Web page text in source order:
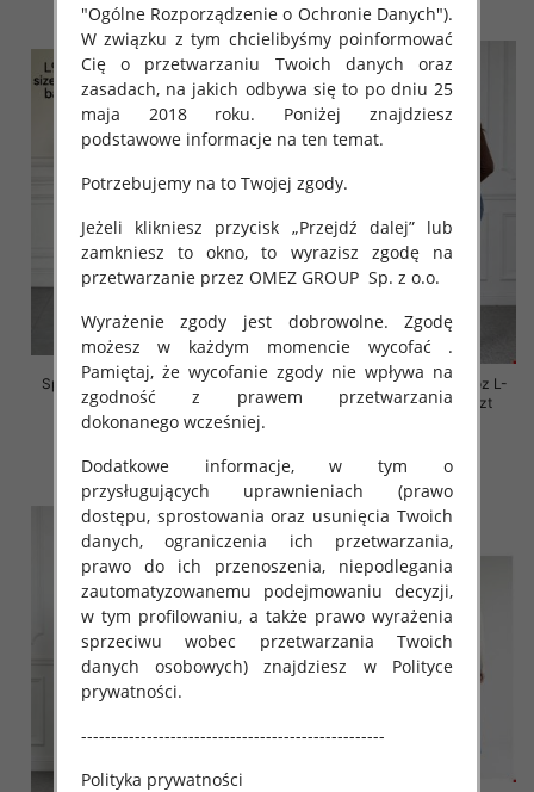
Spodnie damskie jeansy Roz L-
4XL, 1 Kolor Paczka 12 szt
54.00 zł
szczegóły
Spodnie damskie jeansy Roz L-
4XL, 1 Kolor Paczka 12 szt
szczegóły
"Ogólne Rozporządzenie o Ochronie Danych").
W związku z tym chcielibyśmy poinformować
Cię o przetwarzaniu Twoich danych oraz
zasadach, na jakich odbywa się to po dniu 25
maja 2018 roku. Poniżej znajdziesz
podstawowe informacje na ten temat.
Potrzebujemy na to Twojej zgody.
Jeżeli klikniesz przycisk „Przejdź dalej” lub
zamkniesz to okno, to wyrazisz zgodę na
przetwarzanie przez OMEZ GROUP Sp. z o.o.
Wyrażenie zgody jest dobrowolne. Zgodę
możesz w każdym momencie wycofać .
Pamiętaj, że wycofanie zgody nie wpływa na
zgodność z prawem przetwarzania
dokonanego wcześniej.
Dodatkowe informacje, w tym o
przysługujących uprawnieniach (prawo
dostępu, sprostowania oraz usunięcia Twoich
danych, ograniczenia ich przetwarzania,
prawo do ich przenoszenia, niepodlegania
zautomatyzowanemu podejmowaniu decyzji,
w tym profilowaniu, a także prawo wyrażenia
sprzeciwu wobec przetwarzania Twoich
danych osobowych) znajdziesz w Polityce
prywatności.
---------------------------------------------------
Polityka prywatności